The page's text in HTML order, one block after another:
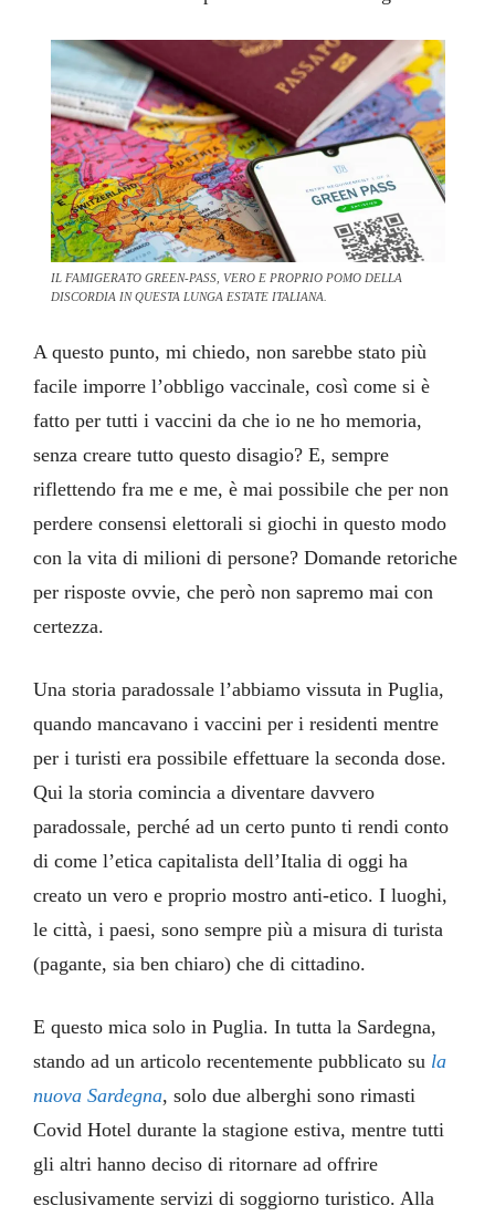
IL FAMIGERATO GREEN-PASS, VERO E PROPRIO POMO DELLA
DISCORDIA IN QUESTA LUNGA ESTATE ITALIANA.
A questo punto, mi chiedo, non sarebbe stato più
facile imporre l’obbligo vaccinale, così come si è
fatto per tutti i vaccini da che io ne ho memoria,
senza creare tutto questo disagio? E, sempre
riflettendo fra me e me, è mai possibile che per non
perdere consensi elettorali si giochi in questo modo
con la vita di milioni di persone? Domande retoriche
per risposte ovvie, che però non sapremo mai con
certezza.
Una storia paradossale l’abbiamo vissuta in Puglia,
quando mancavano i vaccini per i residenti mentre
per i turisti era possibile effettuare la seconda dose.
Qui la storia comincia a diventare davvero
paradossale, perché ad un certo punto ti rendi conto
di come l’etica capitalista dell’Italia di oggi ha
creato un vero e proprio mostro anti-etico. I luoghi,
le città, i paesi, sono sempre più a misura di turista
(pagante, sia ben chiaro) che di cittadino.
E questo mica solo in Puglia. In tutta la Sardegna,
stando ad un articolo recentemente pubblicato su la
nuova Sardegna, solo due alberghi sono rimasti
Covid Hotel durante la stagione estiva, mentre tutti
gli altri hanno deciso di ritornare ad offrire
esclusivamente servizi di soggiorno turistico. Alla